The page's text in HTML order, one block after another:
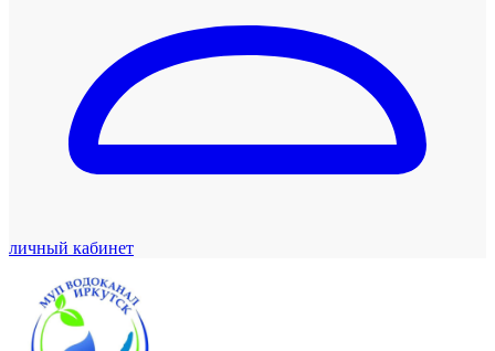
личный кабинет